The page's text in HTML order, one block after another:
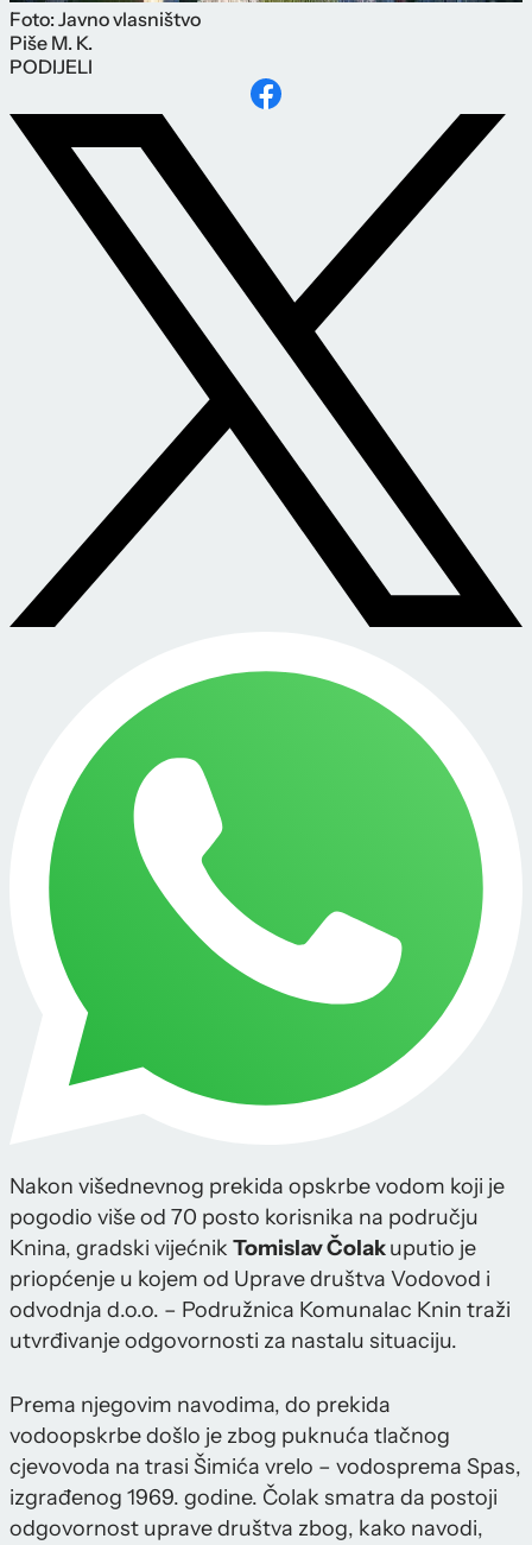
Foto: Javno vlasništvo
Piše M. K.
PODIJELI
Nakon višednevnog prekida opskrbe vodom koji je
pogodio više od 70 posto korisnika na području
Knina, gradski vijećnik Tomislav Čolakuputio je
priopćenje u kojem od Uprave društva Vodovod i
odvodnja d.o.o. – Podružnica Komunalac Knin traži
utvrđivanje odgovornosti za nastalu situaciju.
Prema njegovim navodima, do prekida
vodoopskrbe došlo je zbog puknuća tlačnog
cjevovoda na trasi Šimića vrelo – vodosprema Spas,
izgrađenog 1969. godine. Čolak smatra da postoji
odgovornost uprave društva zbog, kako navodi,